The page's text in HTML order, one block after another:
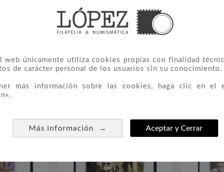
web únicamente utiliza cookies propias con finalidad
de carácter personal de los usuarios sin su conocimiento.
más información sobre las cookies, haga clic en el
Más información → Aceptar y Cerrar
CATEGORÍA: